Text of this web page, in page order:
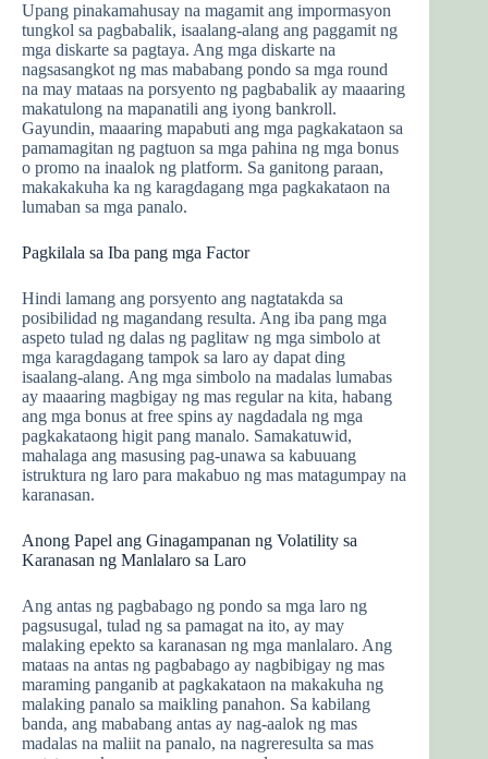
Upang pinakamahusay na magamit ang impormasyon
tungkol sa pagbabalik, isaalang-alang ang paggamit ng
mga diskarte sa pagtaya. Ang mga diskarte na
nagsasangkot ng mas mababang pondo sa mga round
na may mataas na porsyento ng pagbabalik ay maaaring
makatulong na mapanatili ang iyong bankroll.
Gayundin, maaaring mapabuti ang mga pagkakataon sa
pamamagitan ng pagtuon sa mga pahina ng mga bonus
o promo na inaalok ng platform. Sa ganitong paraan,
makakakuha ka ng karagdagang mga pagkakataon na
lumaban sa mga panalo.
Pagkilala sa Iba pang mga Factor
Hindi lamang ang porsyento ang nagtatakda sa
posibilidad ng magandang resulta. Ang iba pang mga
aspeto tulad ng dalas ng paglitaw ng mga simbolo at
mga karagdagang tampok sa laro ay dapat ding
isaalang-alang. Ang mga simbolo na madalas lumabas
ay maaaring magbigay ng mas regular na kita, habang
ang mga bonus at free spins ay nagdadala ng mga
pagkakataong higit pang manalo. Samakatuwid,
mahalaga ang masusing pag-unawa sa kabuuang
istruktura ng laro para makabuo ng mas matagumpay na
karanasan.
Anong Papel ang Ginagampanan ng Volatility sa
Karanasan ng Manlalaro sa Laro
Ang antas ng pagbabago ng pondo sa mga laro ng
pagsusugal, tulad ng sa pamagat na ito, ay may
malaking epekto sa karanasan ng mga manlalaro. Ang
mataas na antas ng pagbabago ay nagbibigay ng mas
maraming panganib at pagkakataon na makakuha ng
malaking panalo sa maikling panahon. Sa kabilang
banda, ang mababang antas ay nag-aalok ng mas
madalas na maliit na panalo, na nagreresulta sa mas